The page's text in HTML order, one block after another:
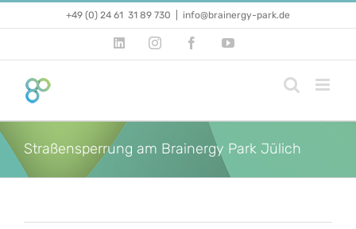
+49 (0) 24 61 31 89 730 info@brainergy-park.de
LinkedInInstagramFacebookYouTube
Straßensperrung am Brainergy Park Jülich